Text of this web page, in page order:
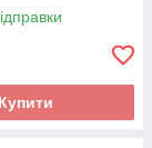
Купити